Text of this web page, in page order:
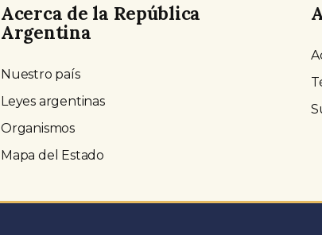
Acerca de la República
Argentina
Nuestro país
Leyes argentinas
Organismos
Mapa del Estado